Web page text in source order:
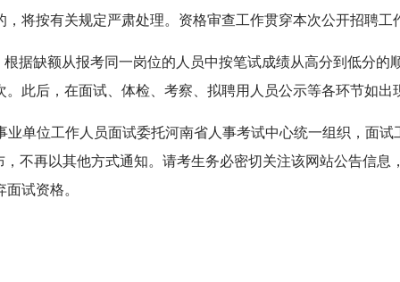
将按有关规定严肃处理。资格审查工作贯穿本次公开招聘工
据缺额从报考同一岗位的人员中按笔试成绩从高分到低分的
此后，在面试、体检、考察、拟聘用人员公示等各环节如出
单位工作人员面试委托河南省人事考试中心统一组织，面
不再以其他方式通知。请考生务必密切关注该网站公告信
试资格。